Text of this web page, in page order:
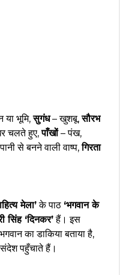
या भूमि,सुगंध– खुशबू,सौरभ
चलते हुए,पाँखों– पंख,
से बनने वाली वाष्प,गिरता
मेला’के पाठ ‘भगवान के
सिंह ‘दिनकर’हैं। इस
का डाकिया बताया है,
पहुँचाते हैं।